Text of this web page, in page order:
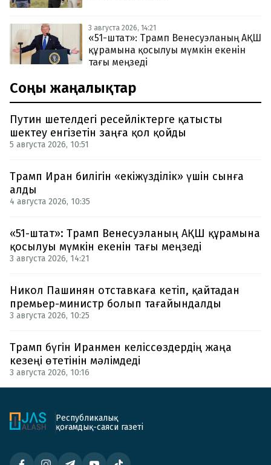
3 августа 2026, 14:21
«51-штат»: Трамп Венесуэланың АҚШ
құрамына қосылуы мүмкін екенін
тағы меңзеді
Соңғы жаңалықтар
Путин шетелдегі ресейліктерге қатысты
шектеу енгізетін заңға қол қойды
5 августа 2026, 10:51
Трамп Иран билігін «екіжүзділік» үшін сынға
алды
4 августа 2026, 10:35
«51-штат»: Трамп Венесуэланың АҚШ құрамына
қосылуы мүмкін екенін тағы меңзеді
3 августа 2026, 14:21
Никол Пашинян отставкаға кетіп, қайтадан
премьер-министр болып тағайындалды
3 августа 2026, 10:25
Трамп бүгін Иранмен келіссөздердің жаңа
кезеңі өтетінін мәлімдеді
3 августа 2026, 10:16
Республикалық
қоғамдық-саяси газеті